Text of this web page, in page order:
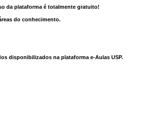
da plataforma é totalmente gratuito!
do conhecimento.
disponibilizados na plataforma e-Aulas USP.